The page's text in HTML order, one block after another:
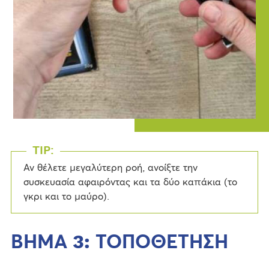
TIP:
Αν θέλετε μεγαλύτερη ροή, ανοίξτε την
συσκευασία αφαιρόντας και τα δύο καπάκια (το
γκρι και το μαύρο).
ΒΗΜΑ 3: ΤΟΠΟΘΕΤΗΣΗ